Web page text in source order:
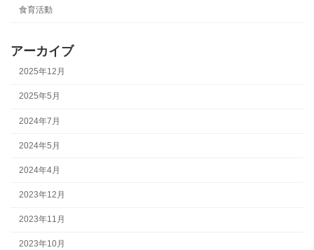
食育活動
アーカイブ
2025年12月
2025年5月
2024年7月
2024年5月
2024年4月
2023年12月
2023年11月
2023年10月